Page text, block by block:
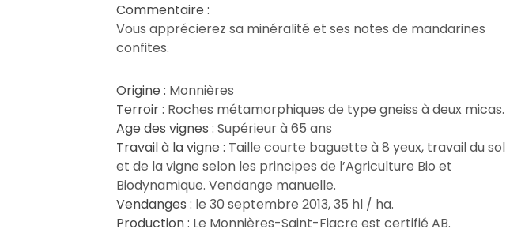
Commentaire :
Vous apprécierez sa minéralité et ses notes de mandarines
confites.
Origine : Monnières
Terroir : Roches métamorphiques de type gneiss à deux micas.
Age des vignes : Supérieur à 65 ans
Travail à la vigne : Taille courte baguette à 8 yeux, travail du sol
et de la vigne selon les principes de l’Agriculture Bio et
Biodynamique. Vendange manuelle.
Vendanges : le 30 septembre 2013, 35 hl / ha.
Production : Le Monnières-Saint-Fiacre est certifié AB.